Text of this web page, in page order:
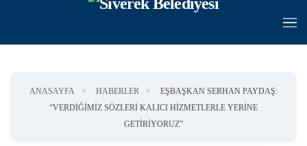
ANASAYFA HABERLER
EŞBAŞKAN SERHAN PAYDAŞ:
“VERDIĞIMIZ SÖZLERI KALICI HIZMETLERLE YERINE
GETIRIYORUZ”